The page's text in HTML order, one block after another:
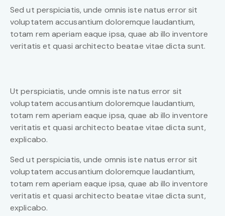
Sed ut perspiciatis, unde omnis iste natus error sit
voluptatem accusantium doloremque laudantium,
totam rem aperiam eaque ipsa, quae ab illo inventore
veritatis et quasi architecto beatae vitae dicta sunt.
Ut perspiciatis, unde omnis iste natus error sit
voluptatem accusantium doloremque laudantium,
totam rem aperiam eaque ipsa, quae ab illo inventore
veritatis et quasi architecto beatae vitae dicta sunt,
explicabo.
Sed ut perspiciatis, unde omnis iste natus error sit
voluptatem accusantium doloremque laudantium,
totam rem aperiam eaque ipsa, quae ab illo inventore
veritatis et quasi architecto beatae vitae dicta sunt,
explicabo.